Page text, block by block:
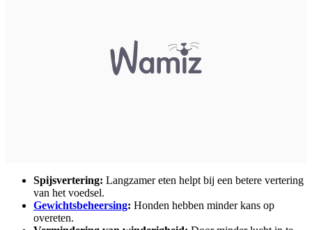
Spijsvertering: Langzamer eten helpt bij een betere vertering
van het voedsel.
Gewichtsbeheersing: Honden hebben minder kans op
overeten.